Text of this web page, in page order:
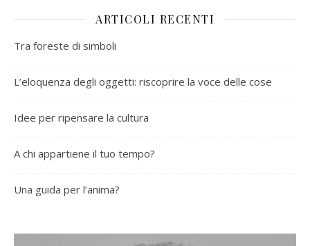
ARTICOLI RECENTI
Tra foreste di simboli
L’eloquenza degli oggetti: riscoprire la voce delle cose
Idee per ripensare la cultura
A chi appartiene il tuo tempo?
Una guida per l’anima?